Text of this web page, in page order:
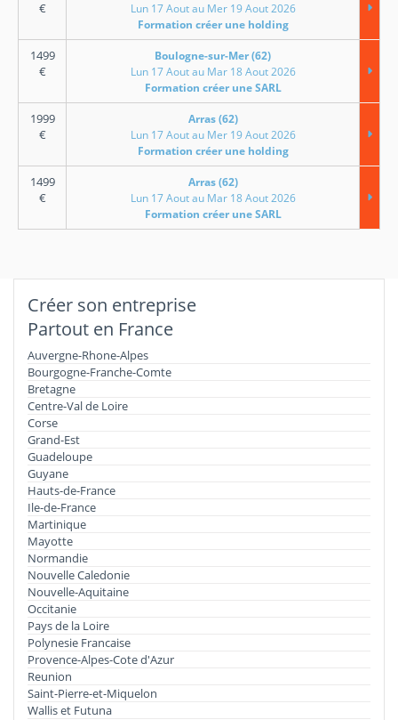
€
Lun 17 Aout au Mer 19 Aout 2026
Formation créer une holding
1499
€
Boulogne-sur-Mer (62)
Lun 17 Aout au Mar 18 Aout 2026
Formation créer une SARL
1999
€
Arras (62)
Lun 17 Aout au Mer 19 Aout 2026
Formation créer une holding
1499
€
Arras (62)
Lun 17 Aout au Mar 18 Aout 2026
Formation créer une SARL
Créer son entreprise
Partout en France
Auvergne-Rhone-Alpes
Bourgogne-Franche-Comte
Bretagne
Centre-Val de Loire
Corse
Grand-Est
Guadeloupe
Guyane
Hauts-de-France
Ile-de-France
Martinique
Mayotte
Normandie
Nouvelle Caledonie
Nouvelle-Aquitaine
Occitanie
Pays de la Loire
Polynesie Francaise
Provence-Alpes-Cote d'Azur
Reunion
Saint-Pierre-et-Miquelon
Wallis et Futuna